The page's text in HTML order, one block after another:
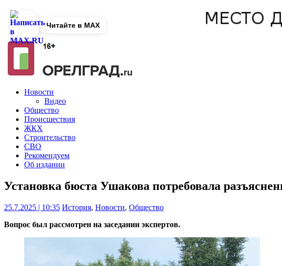
Новости
Видео
Общество
Происшествия
ЖКХ
Строительство
СВО
Рекомендуем
Об издании
Установка бюста Ушакова потребовала
25.7.2025 | 10:35 История, Новости, Общество
Вопрос был рассмотрен на заседании экспертов.
Читайте в MAX